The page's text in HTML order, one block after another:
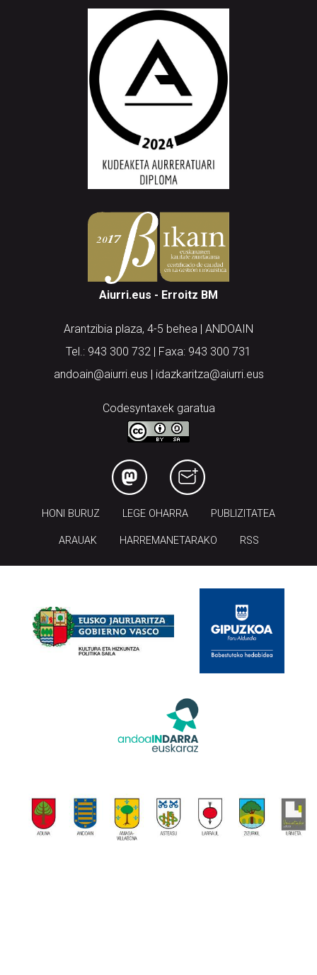
Aiurri.eus - Erroitz BM
Arantzibia plaza, 4-5 behea | ANDOAIN
Tel.: 943 300 732 | Faxa: 943 300 731
andoain@aiurri.eus | idazkaritza@aiurri.eus
Codesyntaxek garatua
HONI BURUZ LEGE OHARRA PUBLIZITATEA
ARAUAK HARREMANETARAKO RSS